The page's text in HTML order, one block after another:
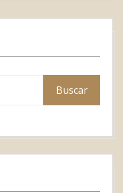
Buscar